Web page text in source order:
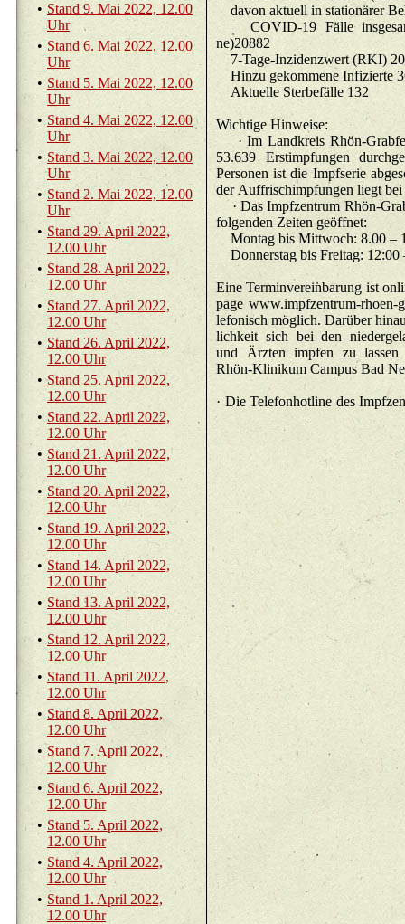
• Stand 9. Mai 2022, 12.00
Uhr
• Stand 6. Mai 2022, 12.00
Uhr
• Stand 5. Mai 2022, 12.00
Uhr
• Stand 4. Mai 2022, 12.00
Uhr
• Stand 3. Mai 2022, 12.00
Uhr
• Stand 2. Mai 2022, 12.00
Uhr
• Stand 29. April 2022,
12.00 Uhr
• Stand 28. April 2022,
12.00 Uhr
• Stand 27. April 2022,
12.00 Uhr
• Stand 26. April 2022,
12.00 Uhr
• Stand 25. April 2022,
12.00 Uhr
• Stand 22. April 2022,
12.00 Uhr
• Stand 21. April 2022,
12.00 Uhr
• Stand 20. April 2022,
12.00 Uhr
• Stand 19. April 2022,
12.00 Uhr
• Stand 14. April 2022,
12.00 Uhr
• Stand 13. April 2022,
12.00 Uhr
• Stand 12. April 2022,
12.00 Uhr
• Stand 11. April 2022,
12.00 Uhr
• Stand 8. April 2022,
12.00 Uhr
• Stand 7. April 2022,
12.00 Uhr
• Stand 6. April 2022,
12.00 Uhr
• Stand 5. April 2022,
12.00 Uhr
• Stand 4. April 2022,
12.00 Uhr
• Stand 1. April 2022,
12.00 Uhr
CO­VID-19 Fälle
ne)20882
7-Ta­ge-
Hinzu
Ak­tu­el­le Ster­be­fäl­le 132
Wich­ti­ge Hin­wei­se:
· Im Land­kreis Rhön-
53.639 Er­st­imp­fun­gen
Per­so­nen ist die Impf­se­rie
der Auf­fri­schimp­fun­gen liegt bei
· Das Impf­zen­trum Rhön-
fol­gen­den Zei­ten ge­öff­net:
Mon­tag bis
Don­ners­tag
Eine Ter­min­ver­ein­ba­rung ist
page www.​impfzentrum-rhoen-
le­fo­nisch mög­lich. Dar­über
lich­keit sich bei den
und Ärz­ten imp­fen zu
Rhön-Kli­ni­kum Cam­pus Bad
· Die Te­le­fon­hot­line des